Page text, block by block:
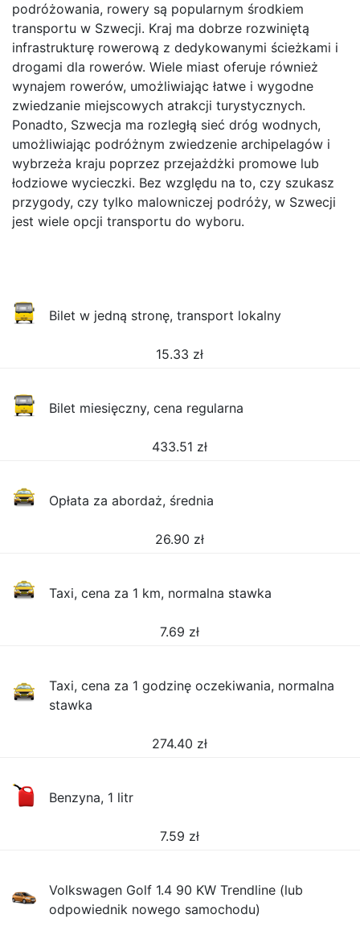
podróżowania, rowery są popularnym środkiem
transportu w Szwecji. Kraj ma dobrze rozwiniętą
infrastrukturę rowerową z dedykowanymi ścieżkami i
drogami dla rowerów. Wiele miast oferuje również
wynajem rowerów, umożliwiając łatwe i wygodne
zwiedzanie miejscowych atrakcji turystycznych.
Ponadto, Szwecja ma rozległą sieć dróg wodnych,
umożliwiając podróżnym zwiedzenie archipelagów i
wybrzeża kraju poprzez przejażdżki promowe lub
łodziowe wycieczki. Bez względu na to, czy szukasz
przygody, czy tylko malowniczej podróży, w Szwecji
jest wiele opcji transportu do wyboru.
Bilet w jedną stronę, transport lokalny
15.33 zł
Bilet miesięczny, cena regularna
433.51 zł
Opłata za abordaż, średnia
26.90 zł
Taxi, cena za 1 km, normalna stawka
7.69 zł
Taxi, cena za 1 godzinę oczekiwania, normalna
stawka
274.40 zł
Benzyna, 1 litr
7.59 zł
Volkswagen Golf 1.4 90 KW Trendline (lub
odpowiednik nowego samochodu)